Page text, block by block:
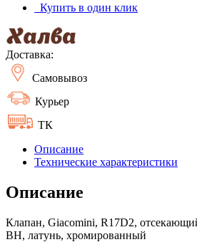
Купить в один клик
Доставка:
Самовывоз
Курьер
ТК
Описание
Технические характеристики
Описание
Клапан, Giacomini, R17D2,
ВН, латунь, хромированный